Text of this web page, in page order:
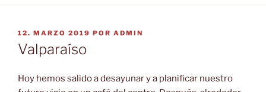
PUBLICADO
EL
12. MARZO 2019 POR ADMIN
Valparaíso
Hoy hemos salido a desayunar y a planificar nuestro